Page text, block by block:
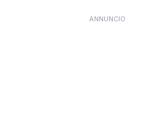
ANNUNCIO